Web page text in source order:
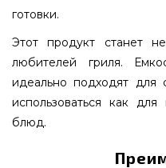
готовки.
Этот продукт станет
любителей гриля.
идеально подходят для
использоваться как
блюд.